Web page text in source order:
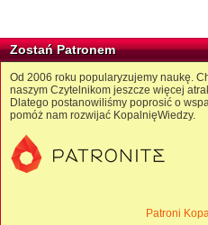
Zostań Patronem
Od 2006 roku popularyzujemy naukę.
naszym Czytelnikom jeszcze więcej
Dlatego postanowiliśmy poprosić o
pomóż nam rozwijać KopalnięWiedzy.
Patroni